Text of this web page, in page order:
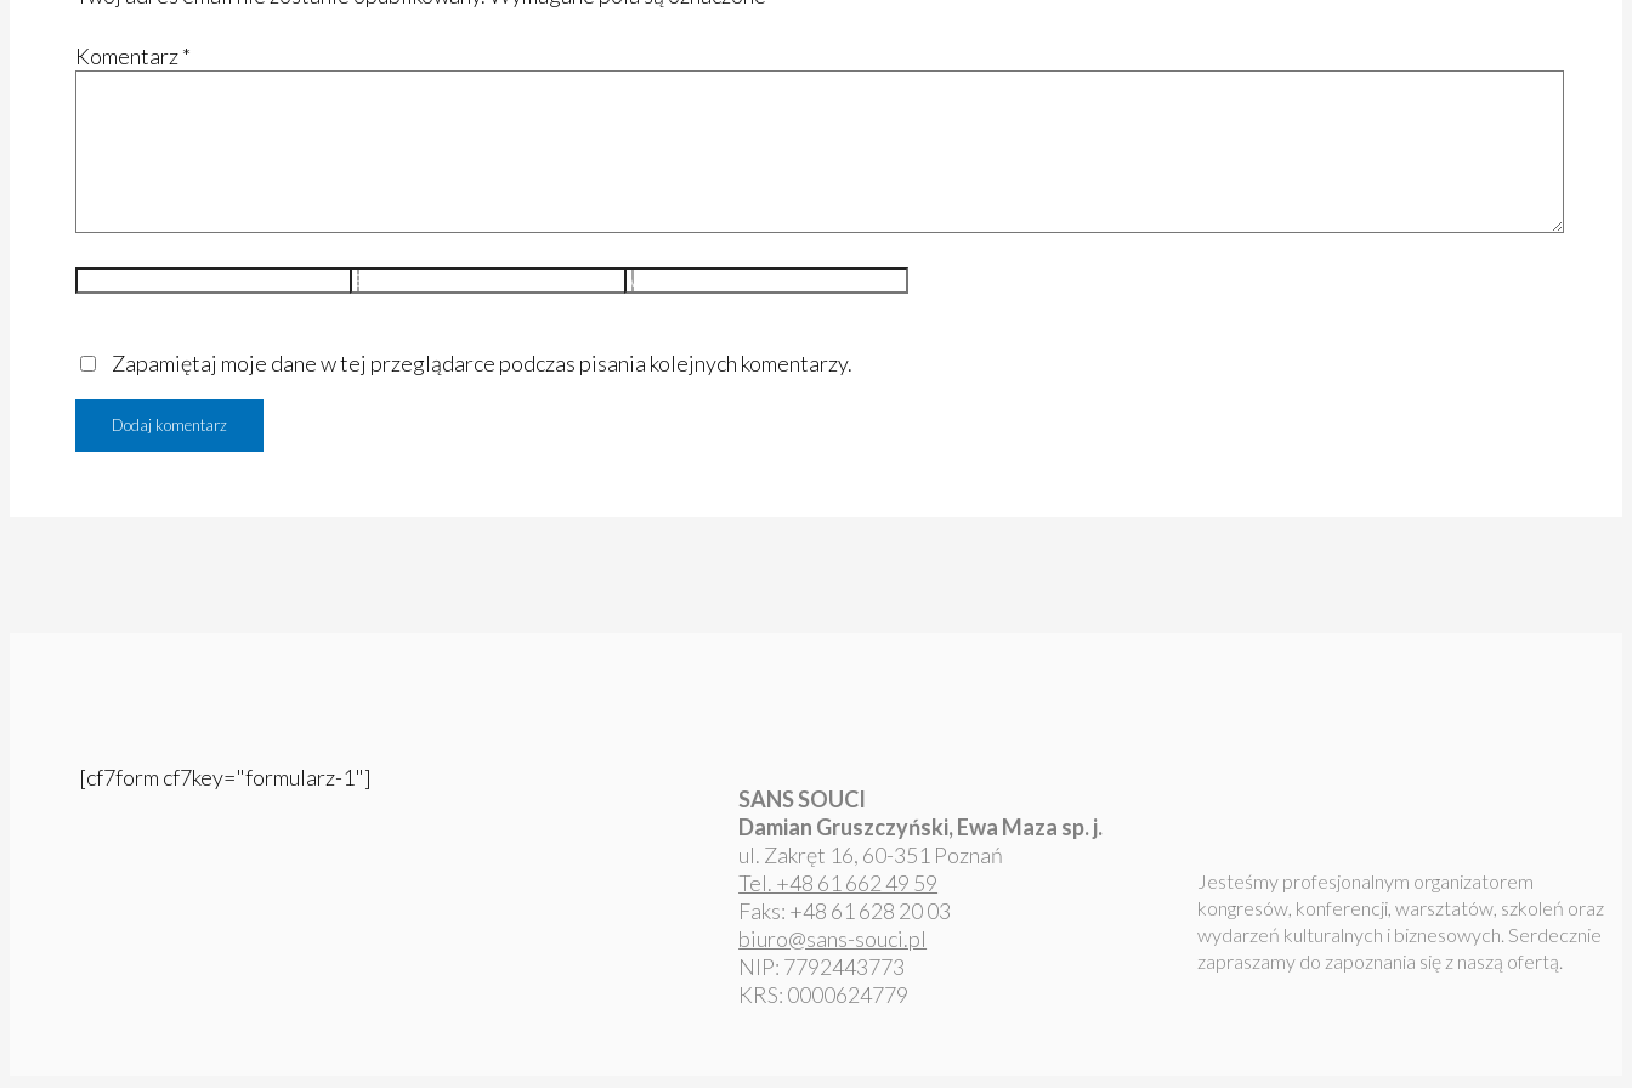
Komentarz*
Nazwa*
E-
Witryna
Zapamiętaj moje dane w tej przeglądarce podczas pisania kolejnych komentarzy.
[cf7form cf7key="formularz-1"]
SANS SOUCI
Damian Gruszczyński, Ewa Maza sp. j.
ul. Zakręt 16, 60-351 Poznań
Tel. +48 61 662 49 59
Faks: +48 61 628 20 03
biuro@sans-souci.pl
NIP: 7792443773
KRS: 0000624779
Jesteśmy profesjonalnym organizatorem
kongresów, konferencji, warsztatów, szkoleń oraz
wydarzeń kulturalnych i biznesowych. Serdecznie
zapraszamy do zapoznania się z naszą ofertą.